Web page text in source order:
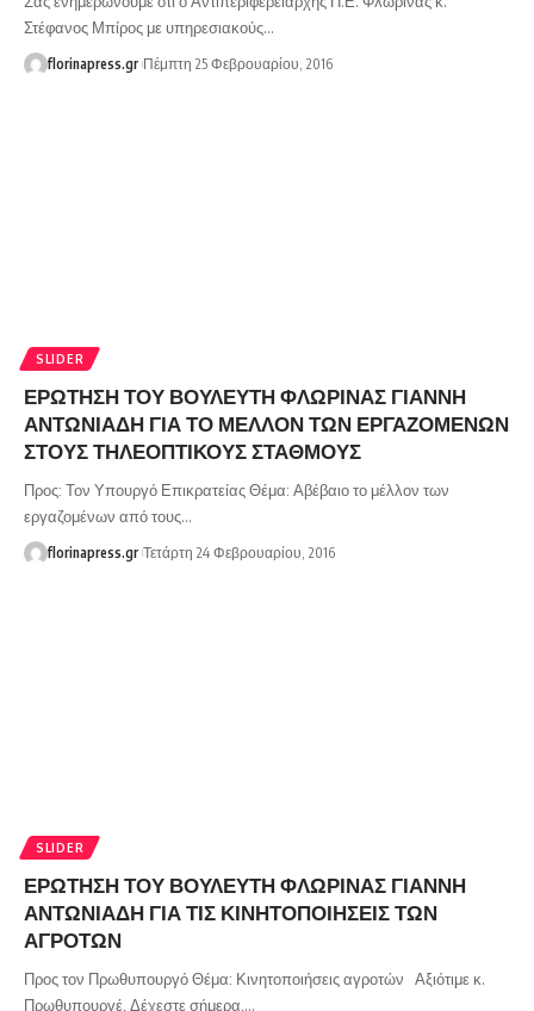
Στέφανος Μπίρος με υπηρεσιακούς…
florinapress.gr Πέμπτη 25 Φεβρουαρίου, 2016
SLIDER
ΕΡΩΤΗΣΗ ΤΟΥ ΒΟΥΛΕΥΤΗ ΦΛΩΡΙΝΑΣ ΓΙΑΝΝΗ
ΑΝΤΩΝΙΑΔΗ ΓΙΑ ΤΟ ΜΕΛΛΟΝ ΤΩΝ ΕΡΓΑΖΟΜΕΝΩΝ
ΣΤΟΥΣ ΤΗΛΕΟΠΤΙΚΟΥΣ ΣΤΑΘΜΟΥΣ
Προς: Τον Υπουργό Επικρατείας Θέμα: Αβέβαιο το μέλλον των
εργαζομένων από τους…
florinapress.gr Τετάρτη 24 Φεβρουαρίου, 2016
SLIDER
ΕΡΩΤΗΣΗ ΤΟΥ ΒΟΥΛΕΥΤΗ ΦΛΩΡΙΝΑΣ ΓΙΑΝΝΗ
ΑΝΤΩΝΙΑΔΗ ΓΙΑ ΤΙΣ ΚΙΝΗΤΟΠΟΙΗΣΕΙΣ ΤΩΝ
ΑΓΡΟΤΩΝ
Προς τον Πρωθυπουργό Θέμα: Κινητοποιήσεις αγροτών Αξιότιμε κ.
Πρωθυπουργέ, Δέχεστε σήμερα,…